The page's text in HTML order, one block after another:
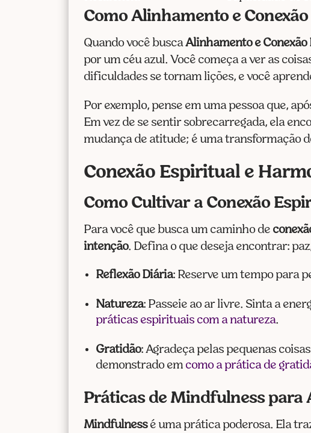
Como Alinhamento e
Quando você buscaAlinhamento e
por um céu azul. Você começa a ver as
dificuldades se tornam lições, e você
Por exemplo, pense em uma pessoa que,
Em vez de se sentir sobrecarregada, ela
mudança de atitude; é uma transformação
Conexão Espiritual e
Como Cultivar a Conexão
Para você que busca um caminho de
intenção. Defina o que deseja encontrar:
Reflexão Diária: Reserve um tempo para
Natureza: Passeie ao ar livre. Sinta a
práticas espirituais com a natureza.
Gratidão: Agradeça pelas pequenas
demonstrado em como a prática de
Práticas de Mindfulness para
Mindfulnessé uma prática poderosa. Ela